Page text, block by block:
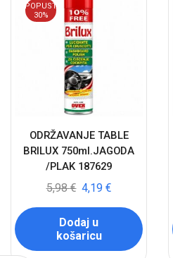
POPUST
30%
ODRŽAVANJE TABLE
BRILUX 750ml.JAGODA
/PLAK 187629
5,98€ 4,19 €
Dodaj u
košaricu